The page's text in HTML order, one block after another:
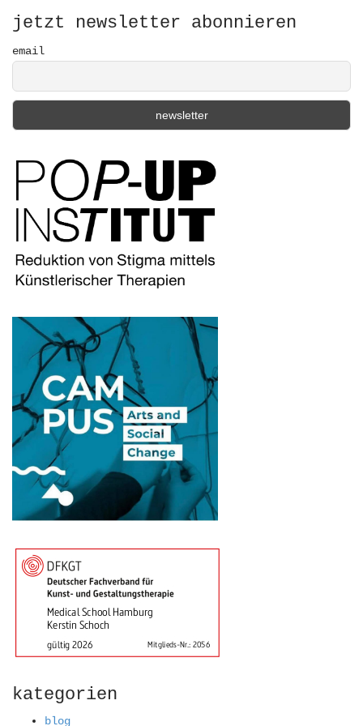
r
:
jetzt newsletter abonnieren
email
kategorien
blog